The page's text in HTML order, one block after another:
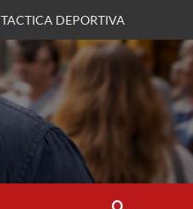
TACTICA DEPORTIVA